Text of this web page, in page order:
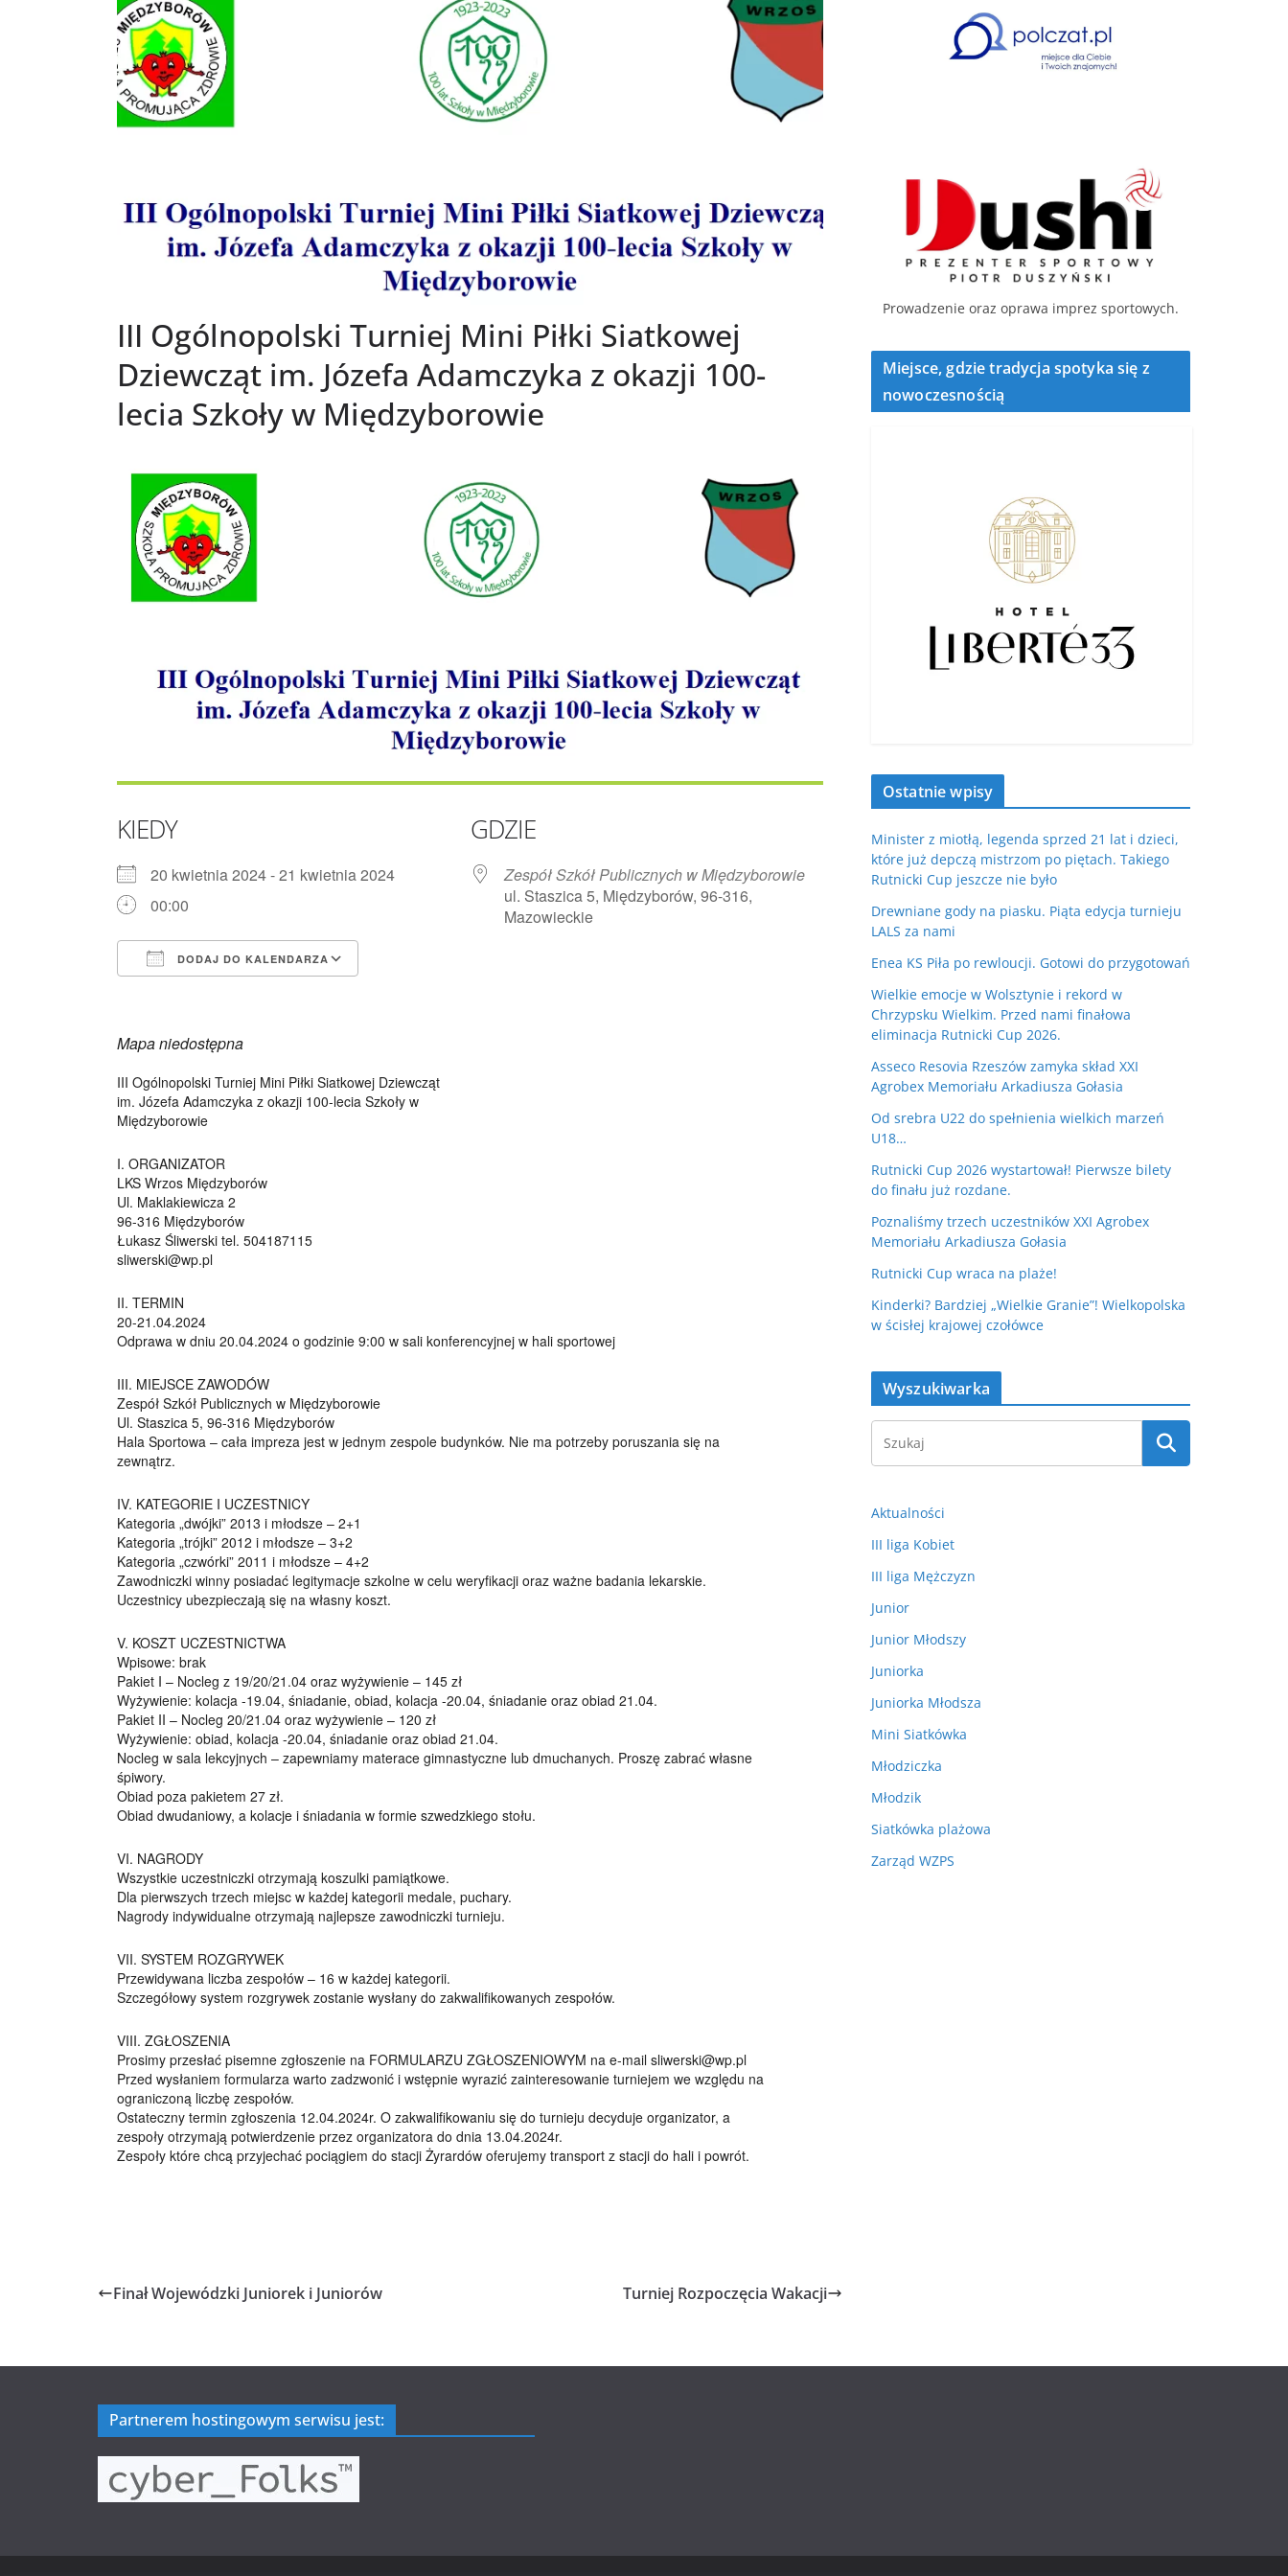
III Ogólnopolski Turniej Mini Piłki Siatkowej
Dziewcząt im. Józefa Adamczyka z okazji 100-
lecia Szkoły w Międzyborowie
KIEDY
20 kwietnia 2024 - 21 kwietnia 2024
00:00
DODAJ DO KALENDARZA
Office 365 Outlook Live
GDZIE
Zespół Szkół Publicznych w Międzyborowie
ul. Staszica 5, Międzyborów, 96-316,
Mazowieckie
Mapa niedostępna
III Ogólnopolski Turniej Mini Piłki Siatkowej Dziewcząt
im. Józefa Adamczyka z okazji 100-lecia Szkoły w
Międzyborowie
I. ORGANIZATOR
LKS Wrzos Międzyborów
Ul. Maklakiewicza 2
96-316 Międzyborów
Łukasz Śliwerski tel. 504187115
sliwerski@wp.pl
II. TERMIN
20-21.04.2024
Odprawa w dniu 20.04.2024 o godzinie 9:00 w sali konferencyjnej w hali sportowej
III. MIEJSCE ZAWODÓW
Zespół Szkół Publicznych w Międzyborowie
Ul. Staszica 5, 96-316 Międzyborów
Hala Sportowa – cała impreza jest w jednym zespole budynków. Nie ma potrzeby poruszania się na
zewnątrz.
IV. KATEGORIE I UCZESTNICY
Kategoria „dwójki” 2013 i młodsze – 2+1
Kategoria „trójki” 2012 i młodsze – 3+2
Kategoria „czwórki” 2011 i młodsze – 4+2
Zawodniczki winny posiadać legitymacje szkolne w celu weryfikacji oraz ważne badania lekarskie.
Uczestnicy ubezpieczają się na własny koszt.
V. KOSZT UCZESTNICTWA
Wpisowe: brak
Pakiet I – Nocleg z 19/20/21.04 oraz wyżywienie – 145 zł
Wyżywienie: kolacja -19.04, śniadanie, obiad, kolacja -20.04, śniadanie oraz obiad 21.04.
Pakiet II – Nocleg 20/21.04 oraz wyżywienie – 120 zł
Wyżywienie: obiad, kolacja -20.04, śniadanie oraz obiad 21.04.
Nocleg w sala lekcyjnych – zapewniamy materace gimnastyczne lub dmuchanych. Proszę zabrać własne
śpiwory.
Obiad poza pakietem 27 zł.
Obiad dwudaniowy, a kolacje i śniadania w formie szwedzkiego stołu.
VI. NAGRODY
Wszystkie uczestniczki otrzymają koszulki pamiątkowe.
Dla pierwszych trzech miejsc w każdej kategorii medale, puchary.
Nagrody indywidualne otrzymają najlepsze zawodniczki turnieju.
VII. SYSTEM ROZGRYWEK
Przewidywana liczba zespołów – 16 w każdej kategorii.
Szczegółowy system rozgrywek zostanie wysłany do zakwalifikowanych zespołów.
VIII. ZGŁOSZENIA
Prosimy przesłać pisemne zgłoszenie na FORMULARZU ZGŁOSZENIOWYM na e-mail sliwerski@wp.pl
Przed wysłaniem formularza warto zadzwonić i wstępnie wyrazić zainteresowanie turniejem we względu na
ograniczoną liczbę zespołów.
Ostateczny termin zgłoszenia 12.04.2024r. O zakwalifikowaniu się do turnieju decyduje organizator, a
zespoły otrzymają potwierdzenie przez organizatora do dnia 13.04.2024r.
Zespoły które chcą przyjechać pociągiem do stacji Żyrardów oferujemy transport z stacji do hali i powrót.
Finał Wojewódzki Juniorek i Juniorów Turniej Rozpoczęcia Wakacji
Prowadzenie oraz oprawa imprez sportowych.
Miejsce, gdzie tradycja spotyka się z
nowoczesnością
Ostatnie wpisy
Minister z miotłą, legenda sprzed 21 lat i dzieci,
które już depczą mistrzom po piętach. Takiego
Rutnicki Cup jeszcze nie było
Drewniane gody na piasku. Piąta edycja turnieju
LALS za nami
Enea KS Piła po rewloucji. Gotowi do przygotowań
Wielkie emocje w Wolsztynie i rekord w
Chrzypsku Wielkim. Przed nami finałowa
eliminacja Rutnicki Cup 2026.
Asseco Resovia Rzeszów zamyka skład XXI
Agrobex Memoriału Arkadiusza Gołasia
Od srebra U22 do spełnienia wielkich marzeń
U18…
Rutnicki Cup 2026 wystartował! Pierwsze bilety
do finału już rozdane.
Poznaliśmy trzech uczestników XXI Agrobex
Memoriału Arkadiusza Gołasia
Rutnicki Cup wraca na plaże!
Kinderki? Bardziej „Wielkie Granie”! Wielkopolska
w ścisłej krajowej czołówce
Wyszukiwarka
Aktualności
III liga Kobiet
III liga Mężczyzn
Junior
Junior Młodszy
Juniorka
Juniorka Młodsza
Mini Siatkówka
Młodziczka
Młodzik
Siatkówka plażowa
Zarząd WZPS
Partnerem hostingowym serwisu jest: